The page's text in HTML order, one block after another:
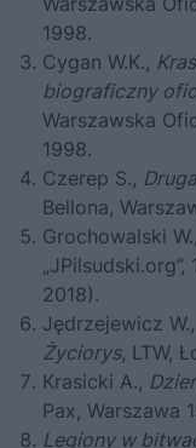
1998.
Cygan W.K.,
biograficzny
Warszawska
1998.
Czerep S.,
Bellona,
Grochowalski W.,
2018).
Jędrzejewicz W.,
Życiorys, LTW,
Krasicki A.,
Pax, Warszawa
Legiony w